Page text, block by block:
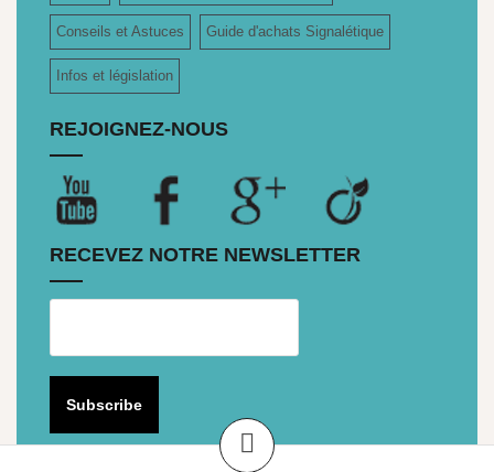
Conseils et Astuces Guide d'achats Signalétique
Infos et législation
REJOIGNEZ-NOUS
RECEVEZ NOTRE NEWSLETTER